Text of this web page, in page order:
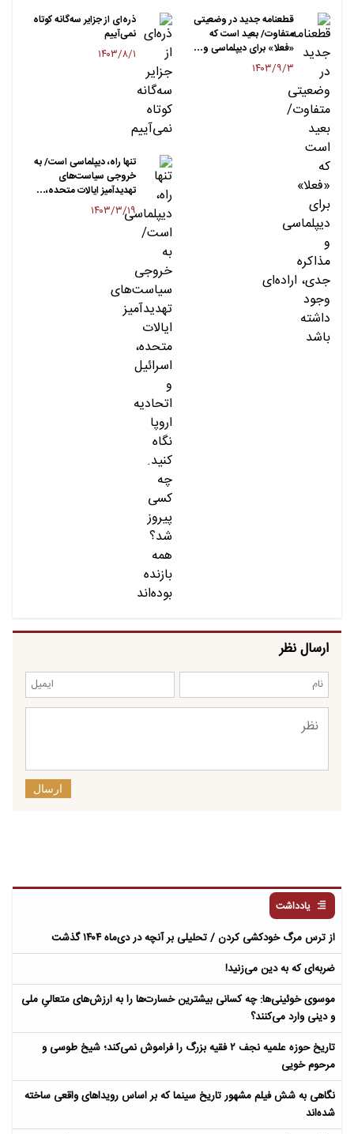
قطعنامه جدید در وضعیتی
متفاوت/ بعید است که
«فعلا» برای دیپلماسی و…
۱۴۰۳/۹/۳
ذره‌ای از جزایر سه‌گانه کوتاه
نمی‌آییم
۱۴۰۳/۸/۱
تنها راه، دیپلماسی است/ به
خروجی سیاست‌های
تهدیدآمیز ایالات متحده،…
۱۴۰۳/۳/۱۹
ارسال نظر
ارسال
یادداشت
از ترس مرگ خودکشی کردن / تحلیلی بر آنچه در دی‌ماه ۱۴۰۴ گذشت
ضربه‌ای که به دین می‌زنید!
موسوی خوئینی‌ها: چه کسانی بیشترین خسارت‌ها را به ارزش‌های متعالیِ ملی
و دینی وارد می‌کنند؟
تاریخ حوزه علمیه نجف ۲ فقیه بزرگ را فراموش نمی‌کند؛ شیخ طوسی و
مرحوم خویی
نگاهی به شش فیلم مشهور تاریخ سینما که بر اساس رویداهای واقعی ساخته
شده‌اند